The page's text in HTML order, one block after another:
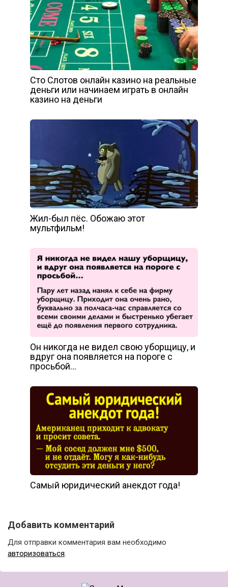
Сто Слотов онлайн казино на реальные
деньги или начинаем играть в онлайн
казино на деньги
Жил-был пёс. Обожаю этот
мультфильм!
Он никогда не видел свою уборщицу, и
вдруг она появляется на пороге с
просьбой…
Самый юридический анекдот года!
Добавить комментарий
Для отправки комментария вам необходимо
авторизоваться.